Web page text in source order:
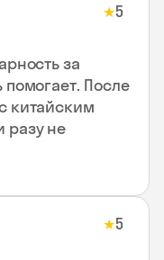
★5
за
помогает. После
китайским
разу не
★5